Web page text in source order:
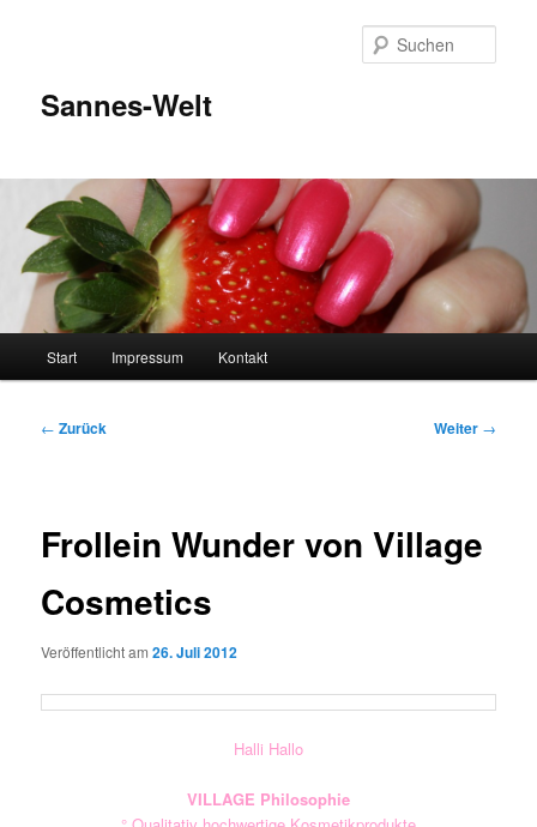
Sannes-Welt
Start Impressum Kontakt
Beitragsnavigation
← Zurück Weiter →
Frollein Wunder von Village
Cosmetics
Veröffentlicht am26. Juli 2012
Halli Hallo
VILLAGE Philosophie